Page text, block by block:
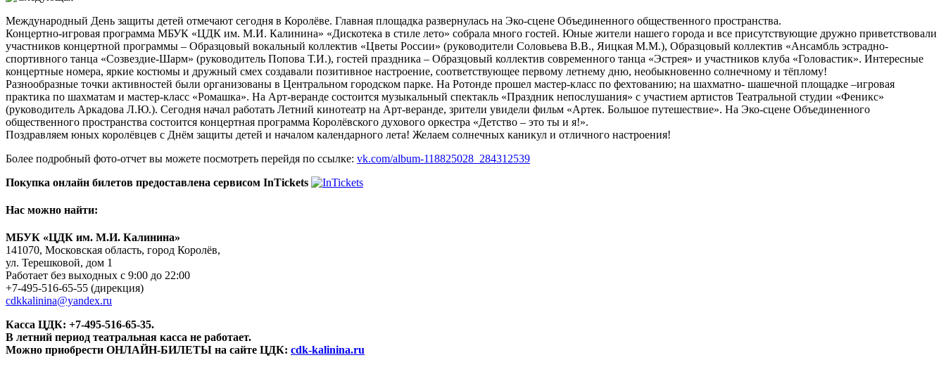
Международный День защиты детей отмечают сегодня в Королёве. Главная площадка развернулась на Эко-сцене Объединенного общественного пространства.
Концертно-игровая программа МБУК «ЦДК им. М.И. Калинина» «Дискотека в стиле лето» собрала много гостей. Юные жители нашего города и все присутствующие дружно приветствовали
участников концертной программы – Образцовый вокальный коллектив «Цветы России» (руководители Соловьева В.В., Яицкая М.М.), Образцовый коллектив «Ансамбль эстрадно-
спортивного танца «Созвездие-Шарм» (руководитель Попова Т.И.), гостей праздника – Образцовый коллектив современного танца «Эстрея» и участников клуба «Головастик». Интересные
концертные номера, яркие костюмы и дружный смех создавали позитивное настроение, соответствующее первому летнему дню, необыкновенно солнечному и тёплому!
Разнообразные точки активностей были организованы в Центральном городском парке. На Ротонде прошел мастер-класс по фехтованию; на шахматно- шашечной площадке –игровая
практика по шахматам и мастер-класс «Ромашка». На Арт-веранде состоится музыкальный спектакль «Праздник непослушания» с участием артистов Театральной студии «Феникс»
(руководитель Аркадова Л.Ю.). Сегодня начал работать Летний кинотеатр на Арт-веранде, зрители увидели фильм «Артек. Большое путешествие». На Эко-сцене Объединенного
общественного пространства состоится концертная программа Королёвского духового оркестра «Детство – это ты и я!».
Поздравляем юных королёвцев с Днём защиты детей и началом календарного лета! Желаем солнечных каникул и отличного настроения!
Более подробный фото-отчет вы можете посмотреть перейдя по ссылке: vk.com/album-118825028_284312539
Покупка онлайн билетов предоставлена сервисом InTickets
Нас можно найти:
МБУК «ЦДК им. М.И. Калинина»
141070, Московская область, город Королёв,
ул. Терешковой, дом 1
Работает без выходных с 9:00 до 22:00
+7-495-516-65-55 (дирекция)
cdkkalinina@yandex.ru
Касса ЦДК: +7-495-516-65-35.
В летний период театральная касса не работает.
Можно приобрести ОНЛАЙН-БИЛЕТЫ на сайте ЦДК: cdk-kalinina.ru